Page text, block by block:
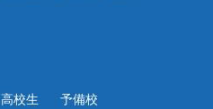
高校生 予備校